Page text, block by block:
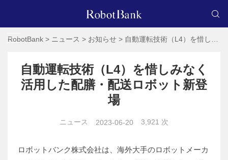
RobotBank > ニュース > お知らせ > 自動運転技術（L4）を惜しみなく活用した配膳・配送ロボット新登場
自動運転技術（L4）を惜しみなく
活用した配膳・配送ロボット新登
場
ニュース 2023-06-20 3,921 次
ロボットバンク株式会社は、海外大手のロボットメーカ